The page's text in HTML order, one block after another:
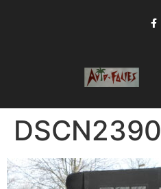
DSCN2390